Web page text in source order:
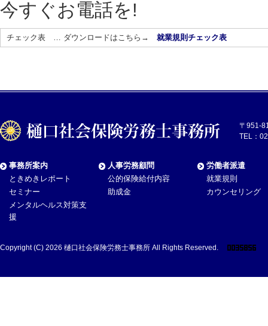
今すぐお電話を!
チェック表 … ダウンロードはこちら→ 就業規則チェック表
〒951-
TEL：
事務所案内
ときめきレポート
セミナー
メンタルヘルス対策支
援
人事労務顧問
公的保険給付内容
助成金
労働者派遣
就業規則
カウンセリング
Copyright (C) 2026 樋口社会保険労務士事務所 All Rights Reserved.